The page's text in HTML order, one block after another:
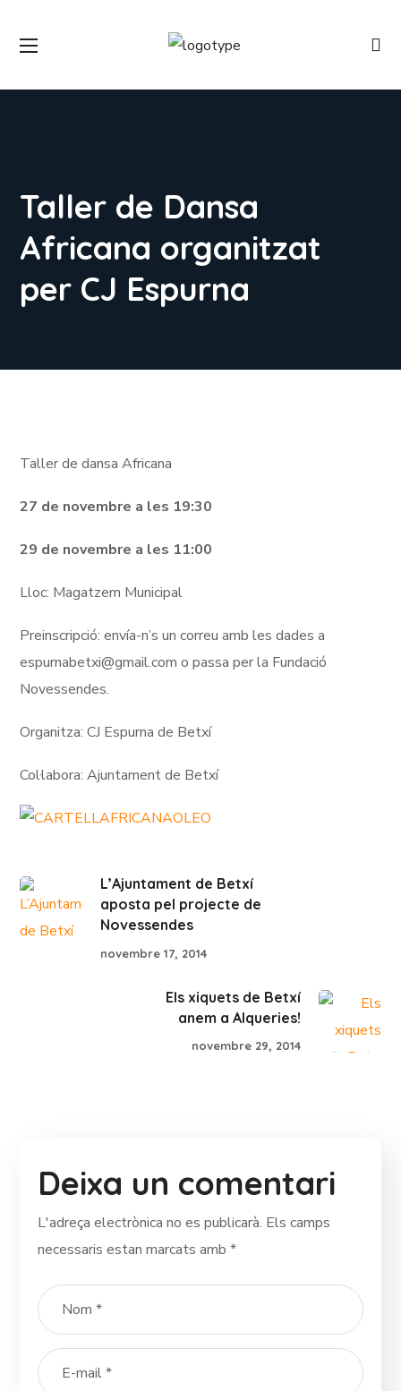
Taller de Dansa
Africana organitzat
per CJ Espurna
Taller de dansa Africana
27 de novembre a les 19:30
29 de novembre a les 11:00
Lloc: Magatzem Municipal
Preinscripció: envía-n’s un correu amb les dades a
espurnabetxi@gmail.com o passa per la Fundació
Novessendes.
Organitza: CJ Espurna de Betxí
Col·labora: Ajuntament de Betxí
L’Ajuntament de Betxí
aposta pel projecte de
Novessendes
novembre 17, 2014
Els xiquets de Betxí
anem a Alqueries!
novembre 29, 2014
Deixa un comentari
L'adreça electrònica no es publicarà. Els camps
necessaris estan marcats amb*